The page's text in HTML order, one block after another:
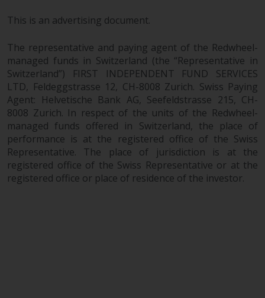
herangezogen werden. Diese
Anlageberatung und
berücksichtigt nicht die
Anlagebedürfnisse eines
bestimmten Anlegers oder
bestimmter Anleger.
Nichts auf dieser Website sollte
als Anlage-, Steuer-, Rechts- oder
sonstige Beratung ausgelegt
werden.
This is an advertising document.
The representative and paying agent of the Redwheel-
managed funds in Switzerland (the “Representative in
Switzerland”) FIRST INDEPENDENT FUND SERVICES
LTD, Feldeggstrasse 12, CH-8008 Zurich. Swiss Paying
Agent: Helvetische Bank AG, Seefeldstrasse 215, CH-
8008 Zurich. In respect of the units of the Redwheel-
managed funds offered in Switzerland, the place of
performance is at the registered office of the Swiss
Representative. The place of jurisdiction is at the
registered office of the Swiss Representative or at the
registered office or place of residence of the investor.